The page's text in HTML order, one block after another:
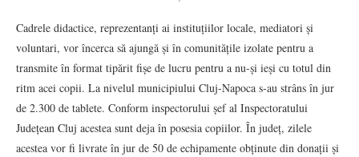
Cadrele didactice, reprezentanți ai instituțiilor locale, mediatori și
voluntari, vor încerca să ajungă și în comunitățile izolate pentru a
transmite în format tipărit fișe de lucru pentru a nu-și ieși cu totul din
ritm acei copii. La nivelul municipiului Cluj-Napoca s-au strâns în jur
de 2.300 de tablete. Conform inspectorului șef al Inspectoratului
Județean Cluj acestea sunt deja în posesia copiilor. În județ, zilele
acestea vor fi livrate în jur de 50 de echipamente obținute din donații și